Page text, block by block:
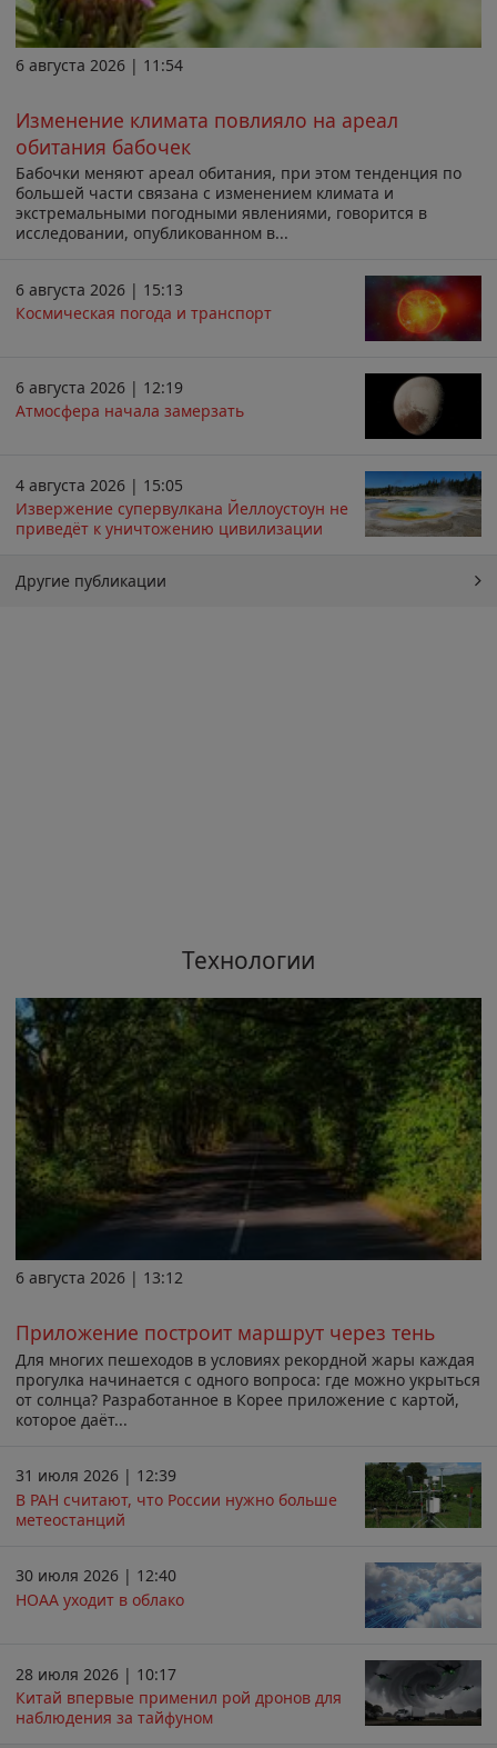
6 августа 2026 | 11:54
Изменение климата повлияло на ареал
обитания бабочек
Бабочки меняют ареал обитания, при этом тенденция по
большей части связана с изменением климата и
экстремальными погодными явлениями, говорится в
исследовании, опубликованном в...
6 августа 2026 | 15:13
Космическая погода и транспорт
6 августа 2026 | 12:19
Атмосфера начала замерзать
4 августа 2026 | 15:05
Извержение супервулкана Йеллоустоун не
приведёт к уничтожению цивилизации
Другие публикации
Технологии
6 августа 2026 | 13:12
Приложение построит маршрут через тень
Для многих пешеходов в условиях рекордной жары каждая
прогулка начинается с одного вопроса: где можно укрыться
от солнца? Разработанное в Корее приложение с картой,
которое даёт...
31 июля 2026 | 12:39
В РАН считают, что России нужно больше
метеостанций
30 июля 2026 | 12:40
НОАА уходит в облако
28 июля 2026 | 10:17
Китай впервые применил рой дронов для
наблюдения за тайфуном